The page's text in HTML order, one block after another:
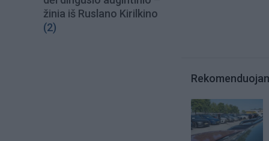
žinia iš Ruslano Kirilkino
(2)